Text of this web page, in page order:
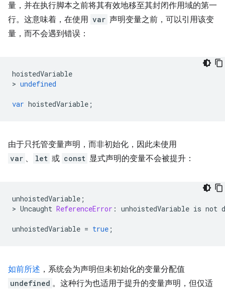
量，并在执行脚本之前将其有效地移至其封闭作用域的第一
行。这意味着，在使用 var 声明变量之前，可以引用该变
量，而不会遇到错误：
hoistedVariable
> undefined
var hoistedVariable ;
由于只托管变量声明，而非初始化，因此未使用
var 、 let 或 const 显式声明的变量不会被提升：
unhoistedVariable ;
> Uncaught ReferenceError : unhoistedVariable is not
unhoistedVariable = true ;
如前所述 ，系统会为声明但未初始化的变量分配值
undefined 。这种行为也适用于提升的变量声明，但仅适